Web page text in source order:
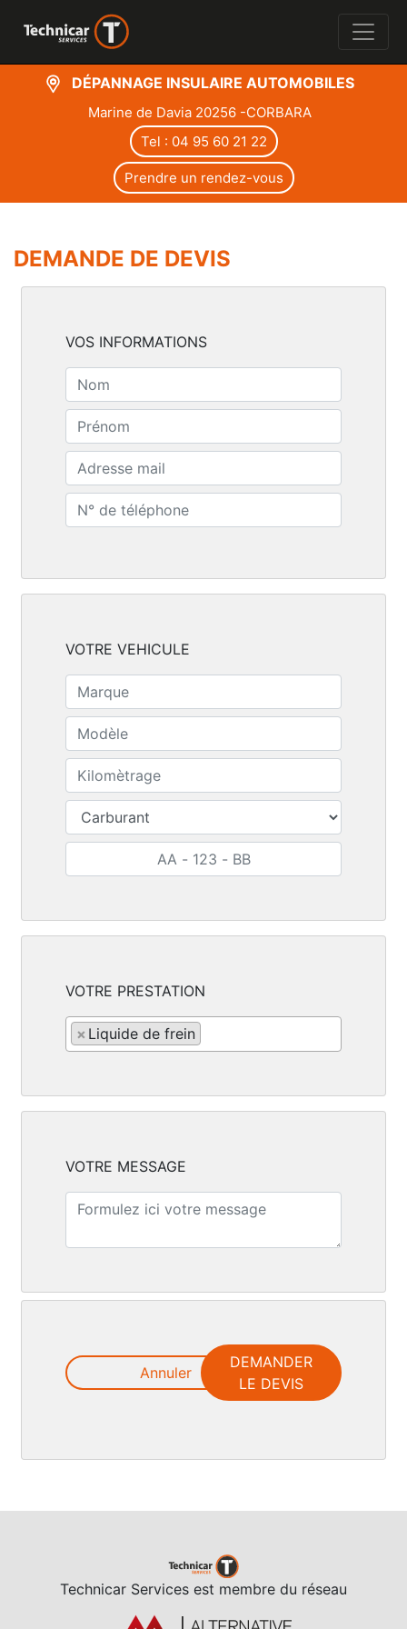
DÉPANNAGE INSULAIRE AUTOMOBILES
Marine de Davia 20256 -CORBARA
Tel : 04 95 60 21 22
Prendre un rendez-vous
DEMANDE DE DEVIS
VOS INFORMATIONS
VOTRE VEHICULE
VOTRE PRESTATION
× Liquide de frein
VOTRE MESSAGE
Annuler
DEMANDER
LE DEVIS
Technicar Services est membre du réseau